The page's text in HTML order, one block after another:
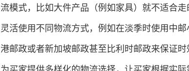
流模式，比如大件产品（例如家具）就不适合
灵活使用不同物流方式，例如在淡季时使用中
港邮政或者新加坡邮政甚至比利时邮政来保证